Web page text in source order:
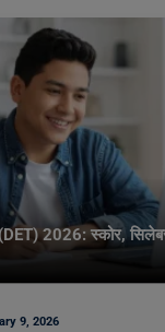
2026: स्कोर,
9, 2026